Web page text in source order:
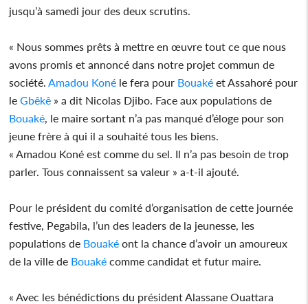
jusqu’à samedi jour des deux scrutins.
« Nous sommes prêts à mettre en œuvre tout ce que nous
avons promis et annoncé dans notre projet commun de
société. Amadou Koné le fera pour Bouaké et Assahoré pour
le Gbêkê » a dit Nicolas Djibo. Face aux populations de
Bouaké, le maire sortant n’a pas manqué d’éloge pour son
jeune frère à qui il a souhaité tous les biens.
« Amadou Koné est comme du sel. Il n’a pas besoin de trop
parler. Tous connaissent sa valeur » a-t-il ajouté.
Pour le président du comité d’organisation de cette journée
festive, Pegabila, l’un des leaders de la jeunesse, les
populations de Bouaké ont la chance d’avoir un amoureux
de la ville de Bouaké comme candidat et futur maire.
« Avec les bénédictions du président Alassane Ouattara